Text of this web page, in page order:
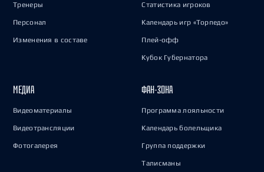
Тренеры
Персонал
Изменения в составе
Статистика игроков
Календарь игр «Торпедо»
Плей-офф
Кубок Губернатора
МЕДИА
Видеоматериалы
Видеотрансляции
Фотогалерея
ФАН-ЗОНА
Программа лояльности
Календарь болельщика
Группа поддержки
Талисманы